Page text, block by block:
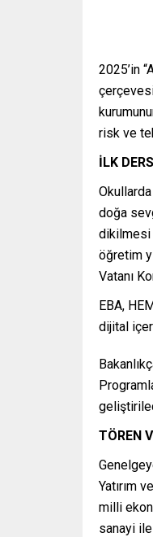
2025’in
risk ve
İLK
doğa
dikilmesi
öğretim
Vatanı
EBA,
dijital
TÖREN
Yatırım
milli
sanayi